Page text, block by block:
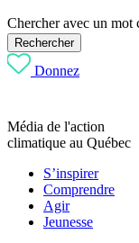
Chercher avec un mot
Rechercher
Donnez
Média de l'action
climatique au Québec
S’inspirer
Comprendre
Agir
Jeunesse